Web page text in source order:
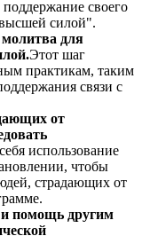
своего
силой".
для
Этот шаг
практикам, таким
связи с
от
использование
чтобы
страдающих от
и помощь другим